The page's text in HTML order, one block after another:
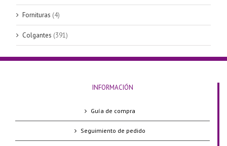
Fornituras (4)
Colgantes (391)
INFORMACIÓN
Guía de compra
Seguimiento de pedido